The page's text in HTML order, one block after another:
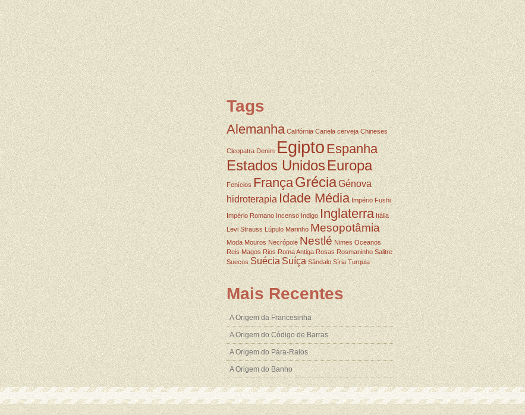
Tags
Alemanha Califórnia Canela cerveja Chineses
Cleopatra Denim EgiptoEspanha
Estados UnidosEuropa
Fenícios FrançaGréciaGénova
hidroterapiaIdade Média Império Fushi
Império Romano Incenso Indigo Inglaterra Itália
Levi Strauss Lúpulo Marinho Mesopotâmia
Moda Mouros Necrópole Nestlé Nimes Oceanos
Reis Magos Rios Roma Antiga Rosas Rosmaninho Salitre
Suecos Suécia Suíça Sândalo Síria Turquia
Mais Recentes
A Origem da Francesinha
A Origem do Código de Barras
A Origem do Pára-Raios
A Origem do Banho